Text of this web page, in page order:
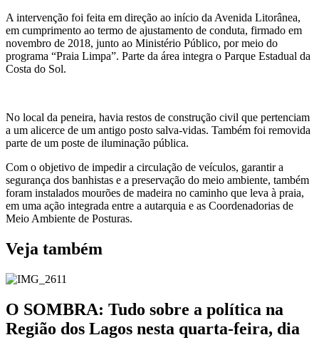
A intervenção foi feita em direção ao início da Avenida Litorânea,
em cumprimento ao termo de ajustamento de conduta, firmado em
novembro de 2018, junto ao Ministério Público, por meio do
programa “Praia Limpa”. Parte da área integra o Parque Estadual da
Costa do Sol.
No local da peneira, havia restos de construção civil que pertenciam
a um alicerce de um antigo posto salva-vidas. Também foi removida
parte de um poste de iluminação pública.
Com o objetivo de impedir a circulação de veículos, garantir a
segurança dos banhistas e a preservação do meio ambiente, também
foram instalados mourões de madeira no caminho que leva à praia,
em uma ação integrada entre a autarquia e as Coordenadorias de
Meio Ambiente de Posturas.
Veja também
O SOMBRA: Tudo sobre a política na
Região dos Lagos nesta quarta-feira, dia